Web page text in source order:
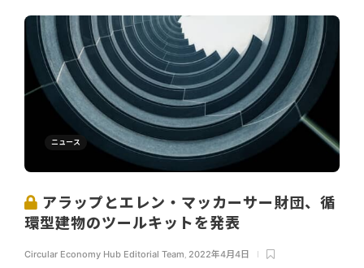
ニュース
アラップとエレン・マッカーサー財団、循
環型建物のツールキットを発表
Circular Economy Hub Editorial Team, 2022年4月4日